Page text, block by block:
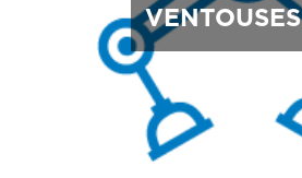
VENTOUSES